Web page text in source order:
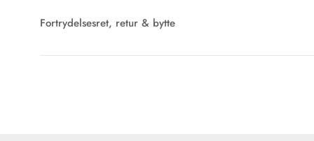
Fortrydelsesret, retur & bytte